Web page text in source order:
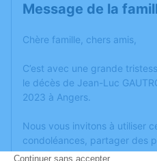
Message de la
Chère famille, chers amis,
C’est avec une grande
le décès de Jean-Luc
2023 à Angers.
Nous vous invitons à utiliser
condoléances, partager des
anecdote ou exprimer vos